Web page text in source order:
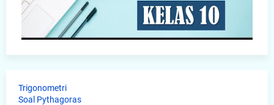
Trigonometri
Soal Pythagoras